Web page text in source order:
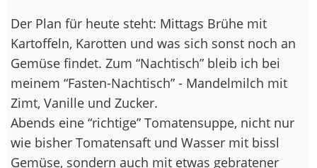
Der Plan für heute steht: Mittags Brühe mit
Kartoffeln, Karotten und was sich sonst noch an
Gemüse findet. Zum “Nachtisch” bleib ich bei
meinem “Fasten-Nachtisch” - Mandelmilch mit
Zimt, Vanille und Zucker.
Abends eine “richtige” Tomatensuppe, nicht nur
wie bisher Tomatensaft und Wasser mit bissl
Gemüse, sondern auch mit etwas gebratener